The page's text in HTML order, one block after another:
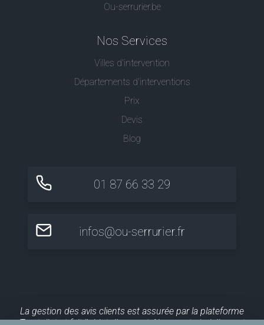
Ou-serrurier.be
Nos Services
Villes d'intervention
Départements d'interventions
Prix
Devis
Blog
01 87 66 33 29
infos@ou-serrurier.fr
La gestion des avis clients est assurée par la plateforme
Trustpilot et fait l'objet d'un contrôle a posteriori. Ils sont